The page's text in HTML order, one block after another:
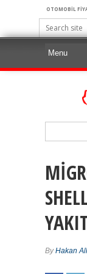
OTOMOBİL
ByHakan